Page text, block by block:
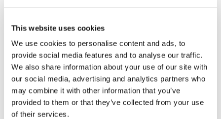
This website uses cookies
We use cookies to personalise content and ads, to
provide social media features and to analyse our traffic.
We also share information about your use of our site with
our social media, advertising and analytics partners who
may combine it with other information that you’ve
provided to them or that they’ve collected from your use
of their services.
Usein väitetään, että tavallinen WordPress-
asennus on hidas tai kankea. Yleensä huono
suorituskyky johtuu paisuneesta tietokannasta,
tehottomasti suoriutuvasta koodista tai välimuistin
puutteesta. Vaikka jotkut hakevat parempaa
suorituskykyä valitsemalla headlessin, se ei korjaa